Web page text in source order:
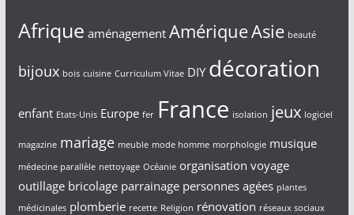
Afrique aménagement AmériqueAsie beauté
bijoux bois cuisine Curriculum Vitae DIY décoration
enfant Etats-Unis Europe fer France isolation jeux logiciel
magazine mariage meuble mode homme morphologie musique
médecine parallèle nettoyage Océanie organisation voyage
outillage bricolage parrainage personnes agées plantes
médicinales plomberie recette Religion rénovation réseaux sociaux